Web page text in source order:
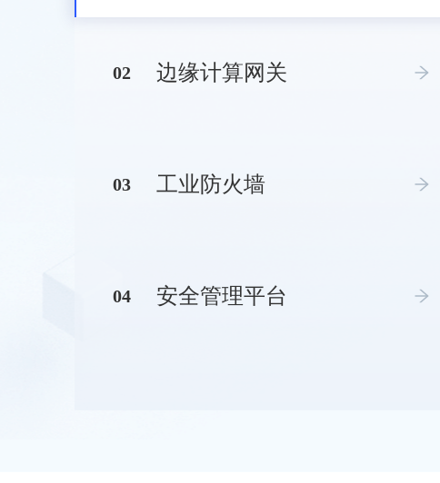
02 边缘计算网关
03 工业防火墙
04 安全管理平台